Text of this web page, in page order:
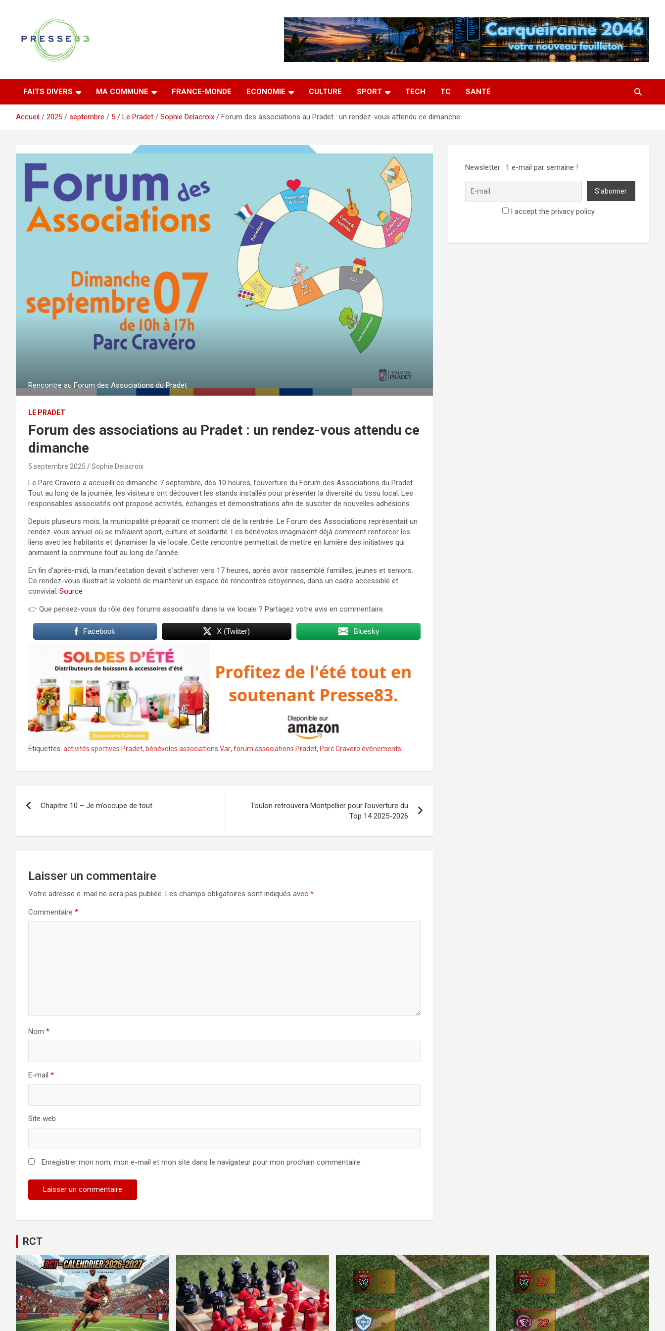
Presse 83
FAITS DIVERS MA COMMUNE FRANCE-MONDE ECONOMIE CULTURE SPORT TECH TC SANTÉ
Accueil 2025 septembre 5 Le Pradet Sophie Delacroix Forum des associations au Pradet : un rendez-vous attendu ce dimanche
Rencontre au Forum des Associations du Pradet
LE PRADET
Forum des associations au Pradet : un rendez-vous attendu ce
dimanche
5 septembre 2025 Sophie Delacroix
Le Parc Cravero a accueilli ce dimanche 7 septembre, dès 10 heures, l’ouverture du Forum des Associations du Pradet.
Tout au long de la journée, les visiteurs ont découvert les stands installés pour présenter la diversité du tissu local. Les
responsables associatifs ont proposé activités, échanges et démonstrations afin de susciter de nouvelles adhésions.
Depuis plusieurs mois, la municipalité préparait ce moment clé de la rentrée. Le Forum des Associations représentait un
rendez-vous annuel où se mêlaient sport, culture et solidarité. Les bénévoles imaginaient déjà comment renforcer les
liens avec les habitants et dynamiser la vie locale. Cette rencontre permettait de mettre en lumière des initiatives qui
animaient la commune tout au long de l’année.
En fin d’après-midi, la manifestation devait s’achever vers 17 heures, après avoir rassemblé familles, jeunes et seniors.
Ce rendez-vous illustrait la volonté de maintenir un espace de rencontres citoyennes, dans un cadre accessible et
convivial. Source
👉 Que pensez-vous du rôle des forums associatifs dans la vie locale ? Partagez votre avis en commentaire.
Facebook X (Twitter) Bluesky
Étiquettes: activités sportives Pradet, bénévoles associations Var, forum associations Pradet, Parc Cravero événements
de
l’article
Chapitre 10 – Je m’occupe de tout
Toulon retrouvera Montpellier pour l’ouverture du
Top 14 2025-2026
Laisser un commentaire
Votre adresse e-mail ne sera pas publiée. Les champs obligatoires sont indiqués avec *
Commentaire *
Nom *
E-mail *
Site web
Enregistrer mon nom, mon e-mail et mon site dans le navigateur pour mon prochain commentaire.
Newsletter : 1 e-mail par semaine !
I accept the privacy policy
RCT